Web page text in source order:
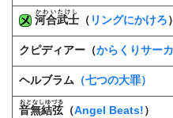
河合武士
かわいたけし
（ リングにかけろ ）
クピディアー（からくりサー
ヘルブラム （七つの大罪）
音無結弦
おとなしゆづる
（Angel Beats! ）